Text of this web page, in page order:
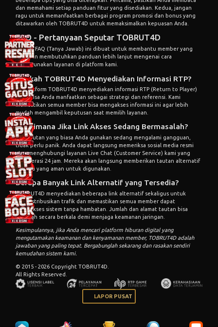
dan memahami setiap panduan fitur yang disediakan. Kedua, jangan
ragu untuk memanfaatkan berbagai program promosi dan bonus yang
ditawarkan oleh TOBRUT4D untuk memaksimalkan kepuasan Anda.
FAQ - Pertanyaan Seputar TOBRUT4D
Bagian FAQ (Tanya Jawab) ini dibuat untuk membantu member yang
mungkin membutuhkan panduan lebih lanjut mengenai cara
menggunakan layanan di platform kami.
Apakah TOBRUT4D Menyediakan Informasi RTP?
Ya, platform TOBRUT4D menyediakan informasi RTP (Return to Player)
yang bisa Anda manfaatkan sebagai strategi dan referensi. Kami
memastikan semua member bisa mengakses informasi ini agar lebih
mudah mengambil keputusan saat memilih layanan.
Bagaimana Jika Link Akses Sedang Bermasalah?
Jika tautan yang biasa Anda gunakan sedang mengalami gangguan,
tidak perlu panik. Anda dapat langsung memeriksa sosial media resmi
atau menghubungi layanan Live Chat (Customer Service) kami yang
beroperasi 24 jam. Mereka akan langsung memberikan tautan alternatif
terbaru yang aman untuk digunakan.
Berapa Banyak Link Alternatif yang Tersedia?
TOBRUT4D menyediakan beberapa link alternatif sekaligus untuk
mendistribusikan trafik dan memastikan semua member dapat
mengakses sistem tanpa hambatan. Jumlah dan alamat tautan bisa
berubah secara berkala demi menjaga keamanan jaringan.
Kesimpulannya, jika Anda mencari platform hiburan digital yang
mengutamakan keamanan dan kenyamanan member, TOBRUT4D adalah
jawaban yang paling tepat. Bergabunglah sekarang dan rasakan sendiri
kemudahan sistem kami.
© 2015 - 2026 Copyright TOBRUT4D.
All Rights Reserved.
LAPOR PUSAT